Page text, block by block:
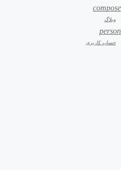
compose
وبلاگ
person
حساب کاربری